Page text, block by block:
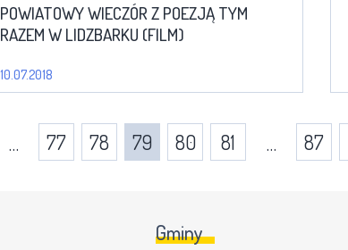
POWIATOWY WIECZÓR Z POEZJĄ TYM
RAZEM W LIDZBARKU (FILM)
10.07.2018
… 77 78 79 80 81 … 87
Gminy